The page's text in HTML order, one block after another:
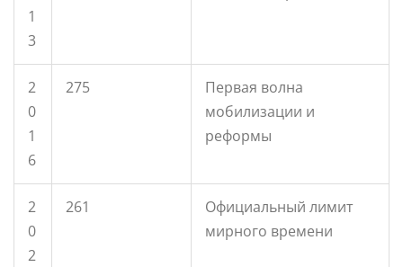
1
3
2
0
1
6
275
Первая волна
мобилизации и
реформы
2
0
2
261
Официальный лимит
мирного времени